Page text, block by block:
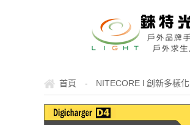
首頁 - NITECORE l 創新多樣化